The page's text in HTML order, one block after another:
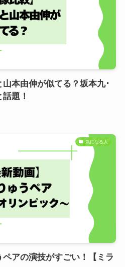
山本由伸が似てる？坂本九･
題！
気になる人
ペアの演技がすごい！【ミラ